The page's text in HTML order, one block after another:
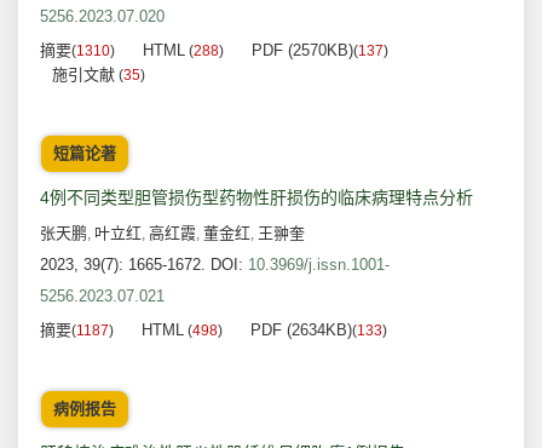
5256.2023.07.020
摘要(1310) HTML (288) PDF (2570KB)(137)
施引文献 (35)
短篇论著
4例不同类型胆管损伤型药物性肝损伤的临床病理特点分析
张天鹏, 叶立红, 高红霞, 董金红, 王翀奎
2023, 39(7): 1665-1672. DOI: 10.3969/j.issn.1001-
5256.2023.07.021
摘要(1187) HTML (498) PDF (2634KB)(133)
病例报告